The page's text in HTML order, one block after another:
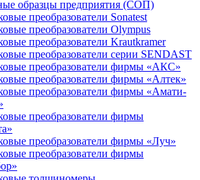
образцы предприятия (СОП)
преобразователи Sonatest
преобразователи Olympus
преобразователи Krautkramer
преобразователи серии SENDAST
преобразователи фирмы «АКС»
преобразователи фирмы «Алтек»
преобразователи фирмы «Амати-
преобразователи фирмы
преобразователи фирмы «Луч»
преобразователи фирмы